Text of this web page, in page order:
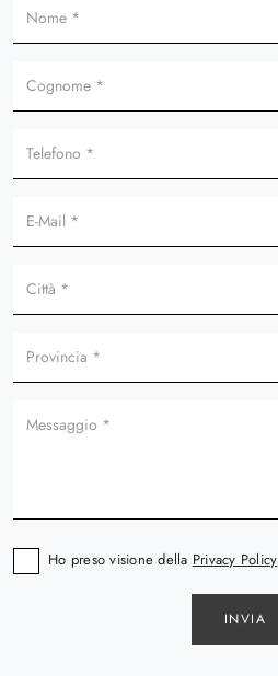
Ho preso visione della Privacy Policy
INVIA